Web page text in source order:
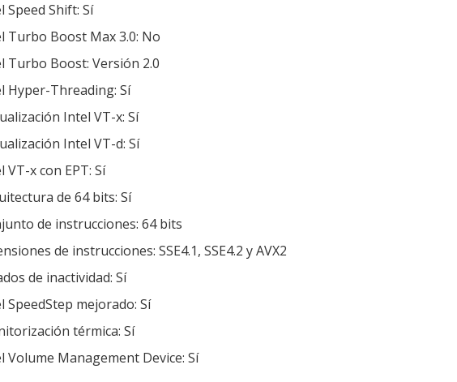
Speed Shift: Sí
Turbo Boost Max 3.0: No
Turbo Boost: Versión 2.0
Hyper-Threading: Sí
Intel VT-x: Sí
Intel VT-d: Sí
VT-x con EPT: Sí
de 64 bits: Sí
de instrucciones: 64 bits
de instrucciones: SSE4.1, SSE4.2 y AVX2
de inactividad: Sí
SpeedStep mejorado: Sí
térmica: Sí
Volume Management Device: Sí